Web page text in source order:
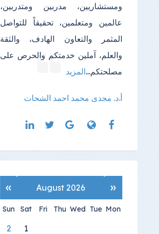
ومستشاريين، مدربين ومتدربين،
عالمين ومتعلمين، تحقيقاً للتواصل
المثمر والتعاون الهادف، والثقة
والعلم، آملين خدمتكم والحرص على
مصلحتكم...المزيد
أ.د. مجدى محمد احمد الشحات
«
August 2026
»
Mon
Tue
Wed
Thu
Fri
Sat
Sun
1
2